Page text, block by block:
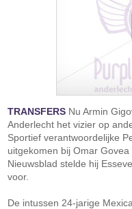
TRANSFERS Nu Armin
Anderlecht het vizier op
Sportief verantwoordelijke
uitgekomen bij Omar
Nieuwsblad stelde hij
voor.
De intussen 24-jarige